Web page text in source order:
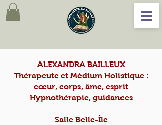
ALEXANDRA BAILLEUX
Thérapeute et Médium Holistique :
cœur, corps, âme, esprit
Hypnothérapie, guidances
Salle Belle-Île